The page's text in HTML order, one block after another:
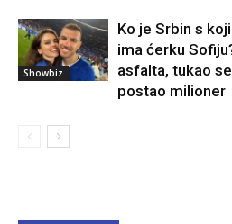
Showbiz
Ko je Srbin s
ima ćerku
asfalta, tukao
postao milioner